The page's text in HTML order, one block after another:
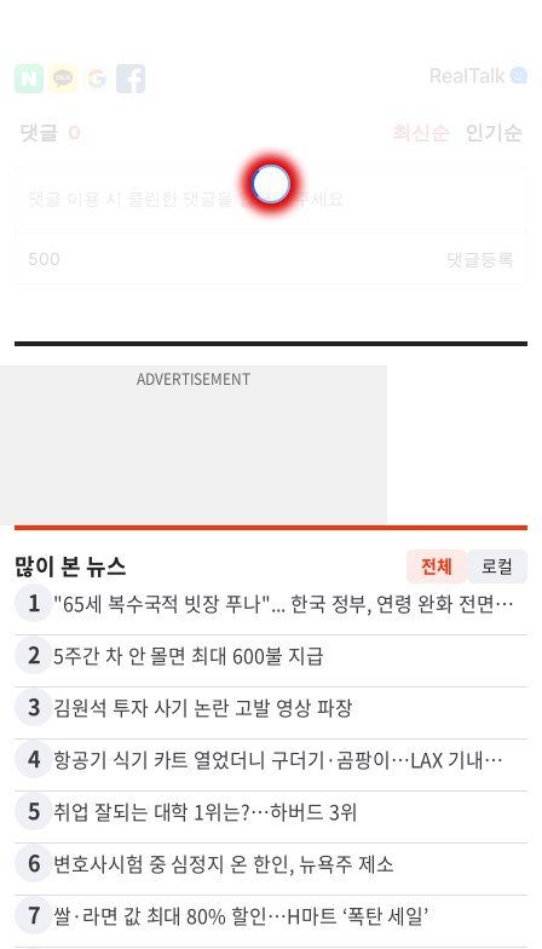
많이 본 뉴스 전체 로컬
1 "65세 복수국적 빗장 푸나"... 한국 정부, 연령 완화 전면 추진
2 5주간 차 안 몰면 최대 600불 지급
3 김원석 투자 사기 논란 고발 영상 파장
4 항공기 식기 카트 열었더니 구더기·곰팡이…LAX 기내식 업체 논란
5 취업 잘되는 대학 1위는?…하버드 3위
6 변호사시험 중 심정지 온 한인, 뉴욕주 제소
7 쌀·라면 값 최대 80% 할인…H마트 ‘폭탄 세일’